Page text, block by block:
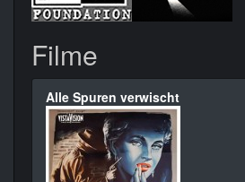
Filme
Alle Spuren verwischt